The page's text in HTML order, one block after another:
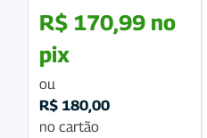
R$ 170,99 no
pix
ou
R$ 180,00
no cartão